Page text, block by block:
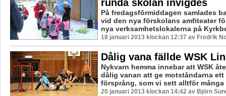
runda skolan invigdes
På fredagsförmiddagen samlades
vid den nya förskolans amfiteater
nya verksamhetslokalerna på
18 januari 2013 klockan 12:37 av Fredrik
Dålig vana fällde WSK
Nykvarn hemma innebar att WSK
dålig vanan att ge motståndarna ett
försprång, som vi sett alltför många
20 januari 2013 klockan 14:42 av Björn